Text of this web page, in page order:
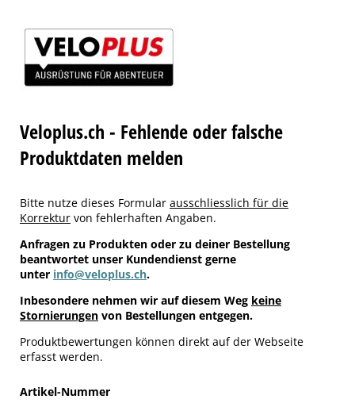
Veloplus.ch - Fehlende oder falsche
Produktdaten melden
Bitte nutze dieses Formular ausschliesslich für die
Korrektur von fehlerhaften Angaben.
Anfragen zu Produkten oder zu deiner Bestellung
beantwortet unser Kundendienst gerne
unter info@veloplus.ch.
Inbesondere nehmen wir auf diesem Weg keine
Stornierungen von Bestellungen entgegen.
Produktbewertungen können direkt auf der Webseite
erfasst werden.
Artikel-Nummer